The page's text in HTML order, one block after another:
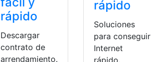
rápido
Descargar
contrato de
arrendamiento.
rápido
Soluciones
para conseguir
Internet
rápido.